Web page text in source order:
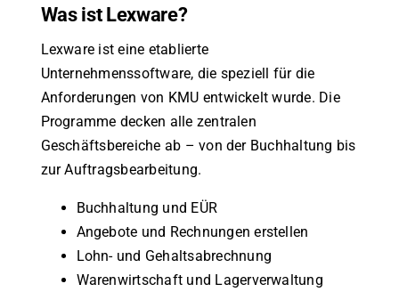
Was ist Lexware?
Lexware ist eine etablierte
Unternehmenssoftware, die speziell für die
Anforderungen von KMU entwickelt wurde. Die
Programme decken alle zentralen
Geschäftsbereiche ab – von der Buchhaltung bis
zur Auftragsbearbeitung.
Buchhaltung und EÜR
Angebote und Rechnungen erstellen
Lohn- und Gehaltsabrechnung
Warenwirtschaft und Lagerverwaltung